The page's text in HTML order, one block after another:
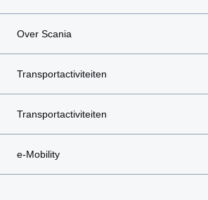
Over Scania
Transportactiviteiten
Transportactiviteiten
e-Mobility